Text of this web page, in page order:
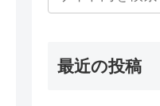
最近の投稿